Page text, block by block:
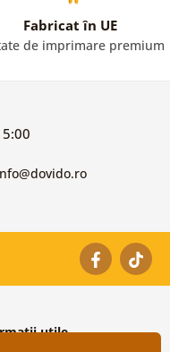
Fabricat în UE
de imprimare premium
utile